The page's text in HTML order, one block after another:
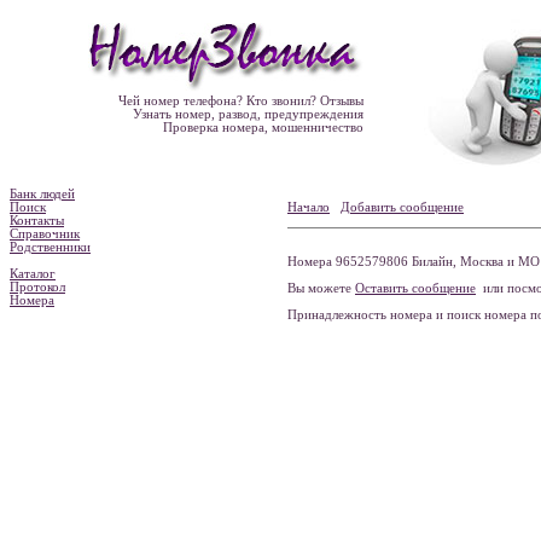
Чей номер телефона? Кто звонил? Отзывы
Узнать номер, развод, предупреждения
Проверка номера, мошенничество
Банк людей
Поиск
Контакты
Справочник
Родственники
Каталог
Протокол
Номера
Начало Добавить сообщение
Номера 9652579806 Билайн, Москва и МО
Вы можете Оставить сообщение или
Принадлежность номера и поиск номера